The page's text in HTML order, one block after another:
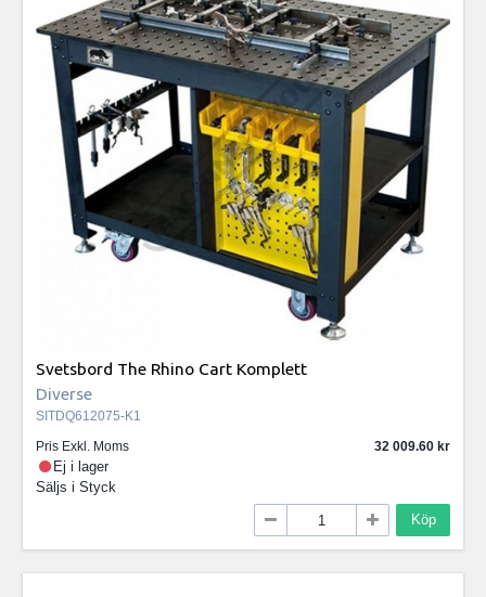
Svetsbord The Rhino Cart Komplett
Diverse
SITDQ612075-K1
Pris Exkl. Moms
32 009.60
Ej i lager
Säljs i Styck
Köp